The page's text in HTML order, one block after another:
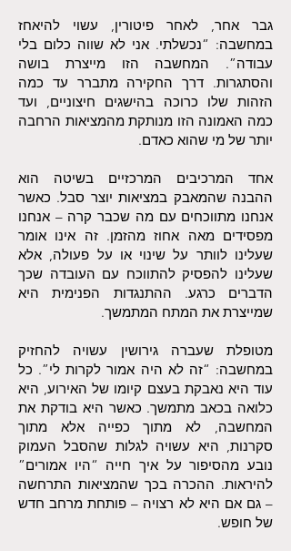
גבר אחר, לאחר פיטורין, עשוי להיאחז
במחשבה: “נכשלתי. אני לא שווה כלום בלי
עבודה”. המחשבה הזו מייצרת בושה
והסתגרות. דרך החקירה מתברר עד כמה
הזהות שלו כרוכה בהישגים חיצוניים, ועד
כמה האמונה הזו מנותקת מהמציאות הרחבה
יותר של מי שהוא כאדם.
אחד המרכיבים המרכזיים בשיטה הוא
ההבנה שהמאבק במציאות יוצר סבל. כאשר
אנחנו מתווכחים עם מה שכבר קרה – אנחנו
מפסידים מאה אחוז מהזמן. זה אינו אומר
שעלינו לוותר על שינוי או על פעולה, אלא
שעלינו להפסיק להתווכח עם העובדה שכך
הדברים כרגע. ההתנגדות הפנימית היא
שמייצרת את המתח המתמשך.
מטופלת שעברה גירושין עשויה להחזיק
במחשבה: “זה לא היה אמור לקרות לי”. כל
עוד היא נאבקת בעצם קיומו של האירוע, היא
כלואה בכאב מתמשך. כאשר היא בודקת את
המחשבה, לא מתוך כפייה אלא מתוך
סקרנות, היא עשויה לגלות שהסבל העמוק
נובע מהסיפור על איך חייה “היו אמורים”
להיראות. ההכרה בכך שהמציאות התרחשה
– גם אם היא לא רצויה – פותחת מרחב חדש
של חופש.